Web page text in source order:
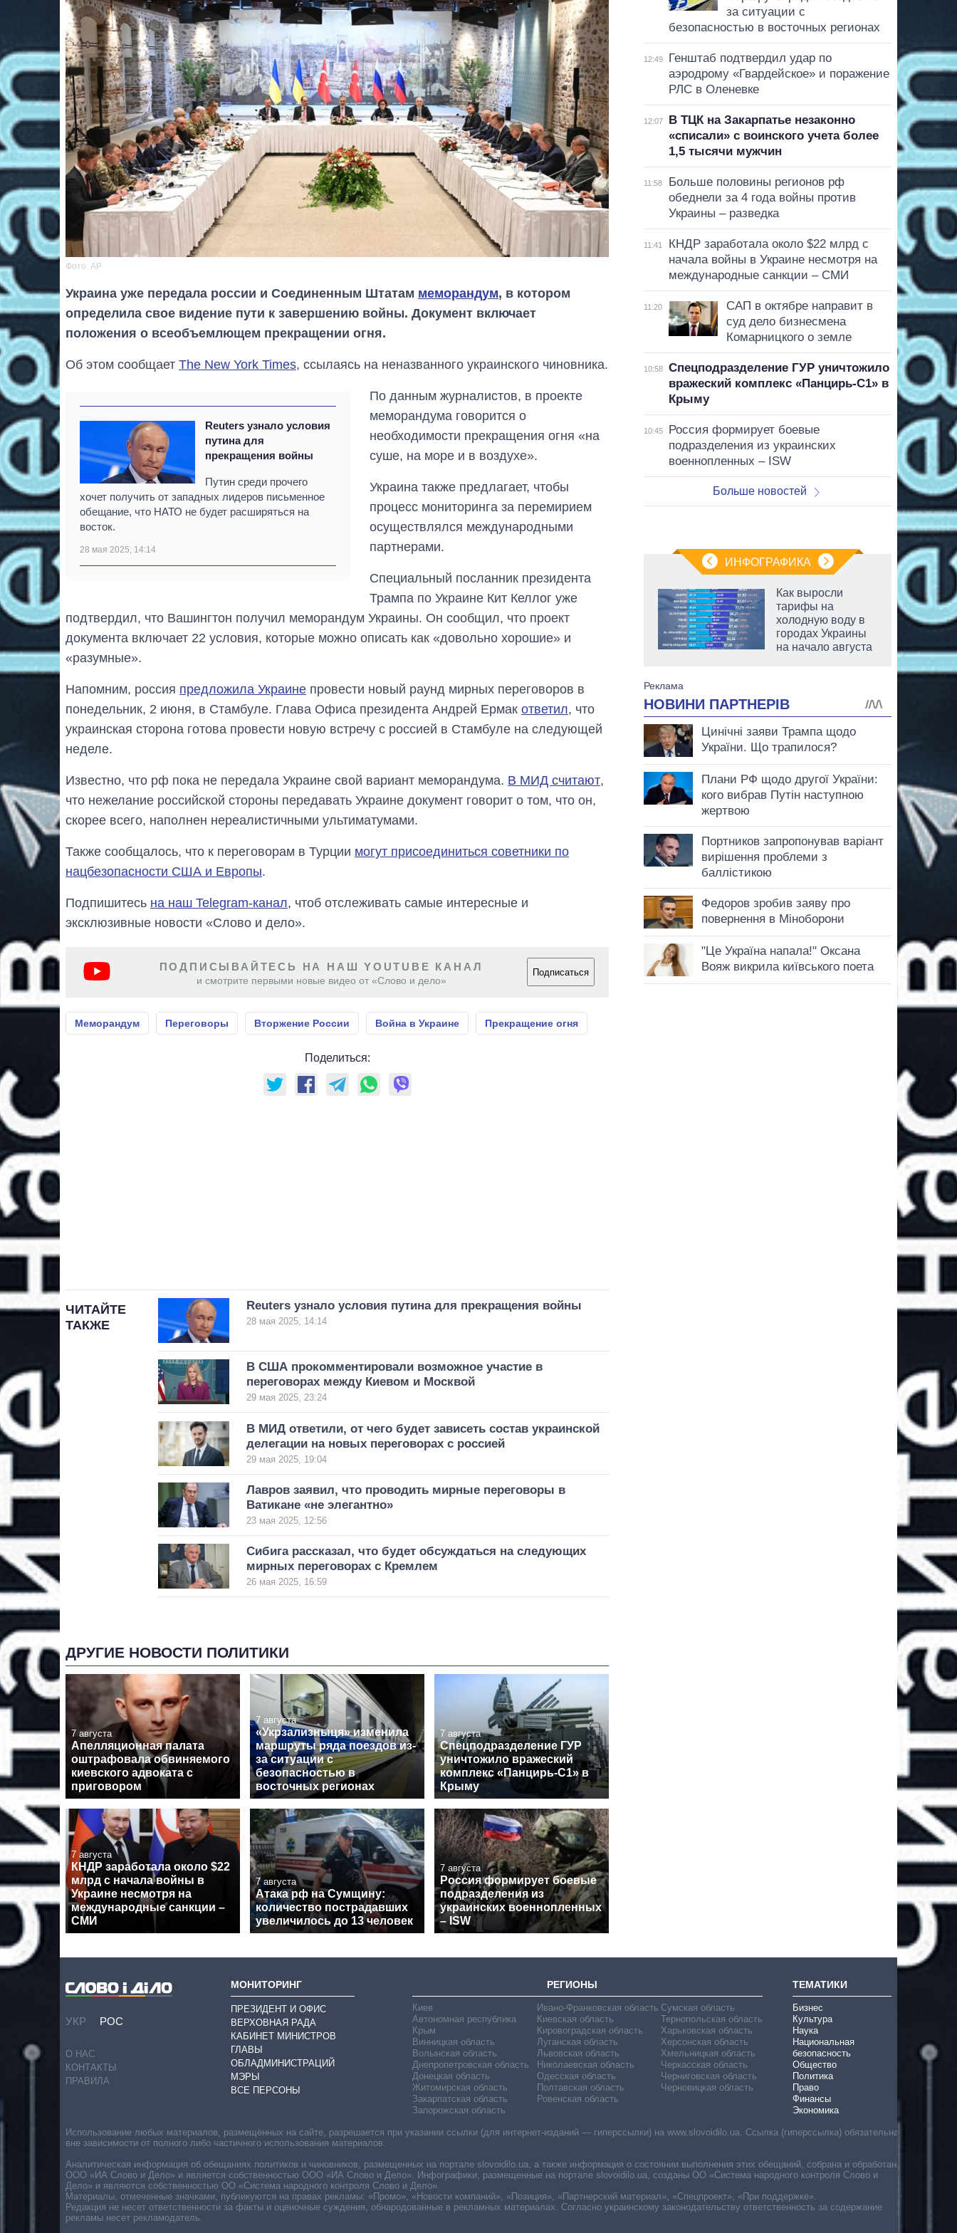
Фото: AP
Украина уже передала россии и Соединенным Штатам меморандум, в котором
определила свое видение пути к завершению войны. Документ включает
положения о всеобъемлющем прекращении огня.
Об этом сообщает The New York Times, ссылаясь на неназванного украинского чиновника.
Reuters узнало условия
путина для
прекращения войны
Путин среди прочего
хочет получить от западных лидеров письменное
обещание, что НАТО не будет расширяться на
восток.
28 мая 2025, 14:14
По данным журналистов, в проекте
меморандума говорится о
необходимости прекращения огня «на
суше, на море и в воздухе».
Украина также предлагает, чтобы
процесс мониторинга за перемирием
осуществлялся международными
партнерами.
Специальный посланник президента
Трампа по Украине Кит Келлог уже
подтвердил, что Вашингтон получил меморандум Украины. Он сообщил, что проект
документа включает 22 условия, которые можно описать как «довольно хорошие» и
«разумные».
Напомним, россия предложила Украине провести новый раунд мирных переговоров в
понедельник, 2 июня, в Стамбуле. Глава Офиса президента Андрей Ермак ответил, что
украинская сторона готова провести новую встречу с россией в Стамбуле на следующей
неделе.
Известно, что рф пока не передала Украине свой вариант меморандума. В МИД считают,
что нежелание российской стороны передавать Украине документ говорит о том, что он,
скорее всего, наполнен нереалистичными ультиматумами.
Также сообщалось, что к переговорам в Турции могут присоединиться советники по
нацбезопасности США и Европы.
Подпишитесь на наш Telegram-канал, чтоб отслеживать самые интересные и
эксклюзивные новости «Слово и дело».
ПОДПИСЫВАЙТЕСЬ НА НАШ YOUTUBE КАНАЛ
и смотрите первыми новые видео от «Слово и дело»
Подписаться
Меморандум Переговоры Вторжение России Война в Украине Прекращение огня
Поделиться:
ЧИТАЙТЕ
ТАКЖЕ
Reuters узнало условия путина для прекращения войны
28 мая 2025, 14:14
В США прокомментировали возможное участие в
переговорах между Киевом и Москвой
29 мая 2025, 23:24
В МИД ответили, от чего будет зависеть состав украинской
делегации на новых переговорах с россией
29 мая 2025, 19:04
Лавров заявил, что проводить мирные переговоры в
Ватикане «не элегантно»
23 мая 2025, 12:56
Сибига рассказал, что будет обсуждаться на следующих
мирных переговорах с Кремлем
26 мая 2025, 16:59
ДРУГИЕ НОВОСТИ ПОЛИТИКИ
7 августа
Апелляционная палата
оштрафовала обвиняемого
киевского адвоката с
приговором
7 августа
«Укрзализныця» изменила
маршруты ряда поездов из-
за ситуации с
безопасностью в
восточных регионах
7 августа
Спецподразделение ГУР
уничтожило вражеский
комплекс «Панцирь-С1» в
Крыму
7 августа
КНДР заработала около $22
млрд с начала войны в
Украине несмотря на
международные санкции –
СМИ
7 августа
Атака рф на Сумщину:
количество пострадавших
увеличилось до 13 человек
7 августа
Россия формирует боевые
подразделения из
украинских военнопленных
– ISW
за ситуации с
безопасностью в восточных регионах
12:49
Генштаб подтвердил удар по
аэродрому «Гвардейское» и поражение
РЛС в Оленевке
12:07
В ТЦК на Закарпатье незаконно
«списали» с воинского учета более
1,5 тысячи мужчин
11:58
Больше половины регионов рф
обеднели за 4 года войны против
Украины – разведка
11:41
КНДР заработала около $22 млрд с
начала войны в Украине несмотря на
международные санкции – СМИ
11:20
САП в октябре направит в
суд дело бизнесмена
Комарницкого о земле
10:58
Спецподразделение ГУР уничтожило
вражеский комплекс «Панцирь-С1» в
Крыму
10:45
Россия формирует боевые
подразделения из украинских
военнопленных – ISW
Больше новостей
ИНФОГРАФИКА
Как за 10 лет
изменилось
количество
поступающих в
Как выросли
тарифы на
холодную воду в
городах Украины
на начало августа
УКР РОС
О НАС
КОНТАКТЫ
ПРАВИЛА
МОНИТОРИНГ
ПРЕЗИДЕНТ И ОФИС
ВЕРХОВНАЯ РАДА
КАБИНЕТ МИНИСТРОВ
ГЛАВЫ
ОБЛАДМИНИСТРАЦИЙ
МЭРЫ
ВСЕ ПЕРСОНЫ
РЕГИОНЫ
Киев
Автономная республика
Крым
Винницкая область
Волынская область
Днепропетровская область
Донецкая область
Житомирская область
Закарпатская область
Запорожская область
Ивано-Франковская область
Киевская область
Кировоградская область
Луганская область
Львовская область
Николаевская область
Одесская область
Полтавская область
Ровенская область
Сумская область
Тернопольская область
Харьковская область
Херсонская область
Хмельницкая область
Черкасская область
Черниговская область
Черновицкая область
ТЕМАТИКИ
Бизнес
Культура
Наука
Национальная
безопасность
Общество
Политика
Право
Финансы
Экономика
Использование любых материалов, размещённых на сайте, разрешается при указании ссылки (для интернет-изданий — гиперссылки) на www.slovoidilo.ua. Ссылка (гиперссылка) обязательна
вне зависимости от полного либо частичного использования материалов.
Аналитическая информация об обещаниях политиков и чиновников, размещенных на портале slovoidilo.ua, а также информация о состоянии выполнения этих обещаний, собрана и обработана
ООО «ИА Слово и Дело» и является собственностью ООО «ИА Слово и Дело». Инфографики, размещенные на портале slovoidilo.ua, созданы ОО «Система народного контроля Слово и
Дело» и являются собственностью ОО «Система народного контроля Слово и Дело».
Материалы, отмеченные значками, публикуются на правах рекламы: «Промо», «Новости компаний», «Позиция», «Партнерский материал», «Спецпроект», «При поддержке».
Редакция не несет ответственности за факты и оценочные суждения, обнародованные в рекламных материалах. Согласно украинскому законодательству ответственность за содержание
рекламы несет рекламодатель.